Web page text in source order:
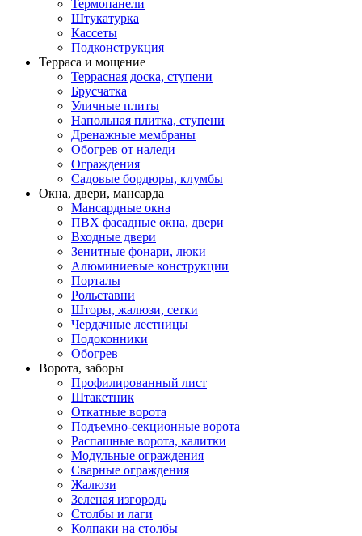
Термопанели
Штукатурка
Кассеты
Подконструкция
Терраса и мощение
Террасная доска, ступени
Брусчатка
Уличные плиты
Напольная плитка, ступени
Дренажные мембраны
Обогрев от наледи
Ограждения
Садовые бордюры, клумбы
Окна, двери, мансарда
Мансардные окна
ПВХ фасадные окна, двери
Входные двери
Зенитные фонари, люки
Алюминиевые конструкции
Порталы
Рольставни
Шторы, жалюзи, сетки
Чердачные лестницы
Подоконники
Обогрев
Ворота, заборы
Профилированный лист
Штакетник
Откатные ворота
Подъемно-секционные ворота
Распашные ворота, калитки
Модульные ограждения
Сварные ограждения
Жалюзи
Зеленая изгородь
Столбы и лаги
Колпаки на столбы